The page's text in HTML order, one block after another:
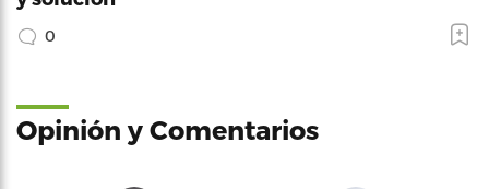
0
Opinión y Comentarios